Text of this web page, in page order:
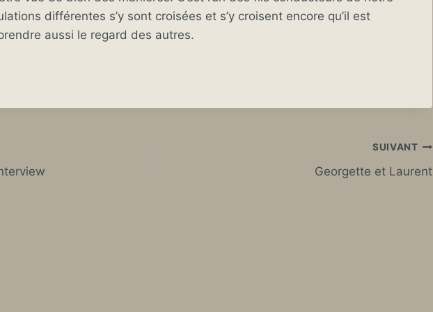
différentes s’y sont croisées et s’y croisent encore qu’il est
aussi le regard des autres.
SUIVANT
Georgette et Laurent